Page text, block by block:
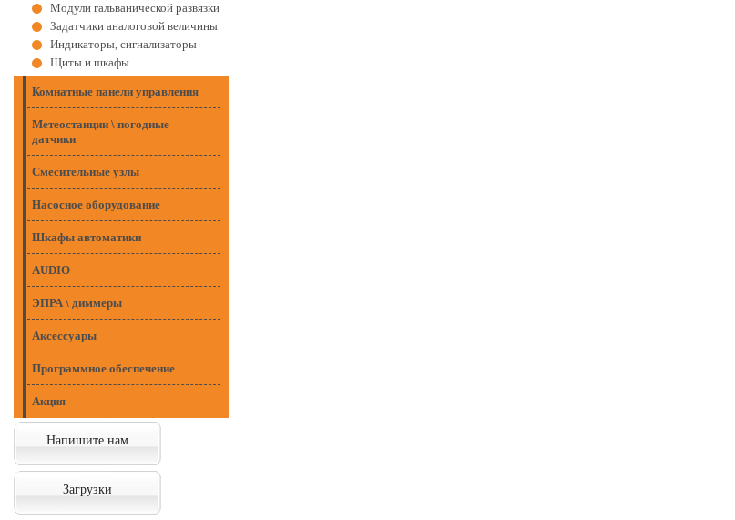
Модули гальванической развязки
Задатчики аналоговой величины
Индикаторы, сигнализаторы
Щиты и шкафы
Комнатные панели управления
Метеостанции \ погодные
датчики
Смесительные узлы
Насосное оборудование
Шкафы автоматики
AUDIO
ЭПРА \ диммеры
Аксессуары
Программное обеспечение
Акция
Напишите нам
Загрузки